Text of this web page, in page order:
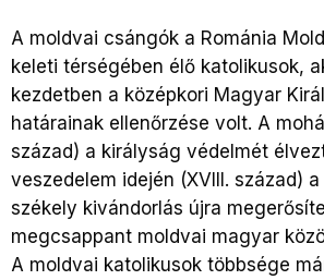
A moldvai csángók a Románia
keleti térségében élő katolikusok,
kezdetben a középkori Magyar
határainak ellenőrzése volt. A
század) a királyság védelmét
veszedelem idején (XVIII. század)
székely kivándorlás újra
megcsappant moldvai magyar
A moldvai katolikusok többsége